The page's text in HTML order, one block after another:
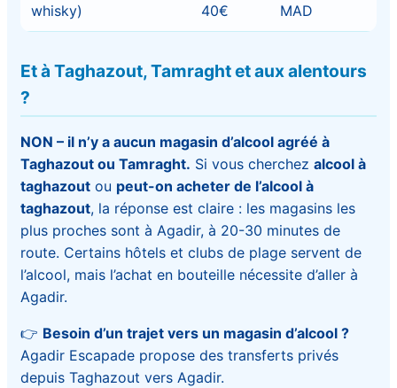
whisky) 40€ MAD
Et à Taghazout, Tamraght et aux alentours
?
NON – il n’y a aucun magasin d’alcool agréé à
Taghazout ou Tamraght. Si vous cherchez alcool à
taghazout ou peut-on acheter de l’alcool à
taghazout, la réponse est claire : les magasins les
plus proches sont à Agadir, à 20-30 minutes de
route. Certains hôtels et clubs de plage servent de
l’alcool, mais l’achat en bouteille nécessite d’aller à
Agadir.
👉 Besoin d’un trajet vers un magasin d’alcool ?
Agadir Escapade propose des transferts privés
depuis Taghazout vers Agadir.